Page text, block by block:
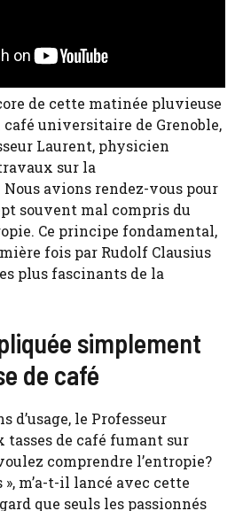
de cette matinée pluvieuse
universitaire de Grenoble,
Laurent, physicien
sur la
avions rendez-vous pour
souvent mal compris du
Ce principe fondamental,
fois par Rudolf Clausius
plus fascinants de la
simplement
de café
d’usage, le Professeur
tasses de café fumant sur
comprendre l’entropie?
», m’a-t-il lancé avec cette
que seuls les passionnés